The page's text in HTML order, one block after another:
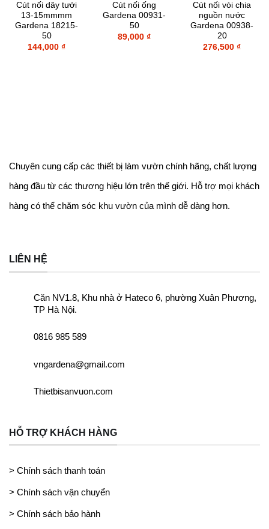
Cút nối dây tưới
13-15mmmm
Gardena 18215-
50
144,000₫
Cút nối ống
Gardena 00931-
50
89,000₫
Cút nối vòi chia
nguồn nước
Gardena 00938-
20
276,500₫
Chuyên cung cấp các thiết bị làm vườn chính hãng, chất lượng
hàng đầu từ các thương hiệu lớn trên thế giới. Hỗ trợ mọi khách
hàng có thể chăm sóc khu vườn của mình dễ dàng hơn.
LIÊN HỆ
Căn NV1.8, Khu nhà ở Hateco 6, phường Xuân Phương,
TP Hà Nội.
0816 985 589
vngardena@gmail.com
Thietbisanvuon.com
HỖ TRỢ KHÁCH HÀNG
> Chính sách thanh toán
> Chính sách vận chuyển
> Chính sách bảo hành